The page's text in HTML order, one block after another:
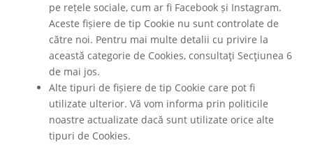
pe rețele sociale, cum ar fi Facebook și Instagram.
Aceste fișiere de tip Cookie nu sunt controlate de
către noi. Pentru mai multe detalii cu privire la
această categorie de Cookies, consultaţi Secţiunea 6
de mai jos.
Alte tipuri de fișiere de tip Cookie care pot fi
utilizate ulterior. Vă vom informa prin politicile
noastre actualizate dacă sunt utilizate orice alte
tipuri de Cookies.